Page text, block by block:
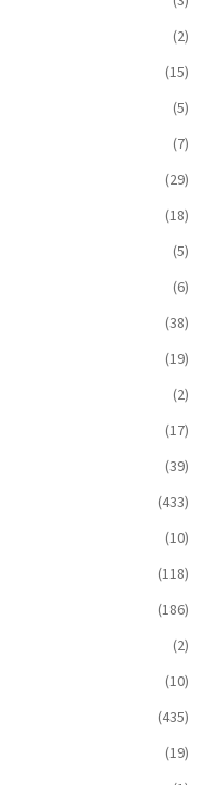
(2)
(15)
(5)
(7)
(29)
(18)
(5)
(6)
(38)
(19)
(2)
(17)
(39)
(433)
(10)
(118)
(186)
(2)
(10)
(435)
(19)